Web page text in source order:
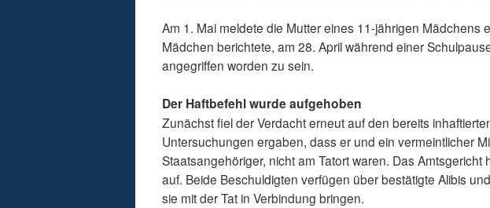
Am 1. Mai meldete die Mutter eines 11-jährigen Mädchens
Mädchen berichtete, am 28. April während einer
angegriffen worden zu sein.
Der Haftbefehl wurde aufgehoben
Zunächst fiel der Verdacht erneut auf den bereits
Untersuchungen ergaben, dass er und ein vermeintlicher
Staatsangehöriger, nicht am Tatort waren. Das
auf. Beide Beschuldigten verfügen über bestätigte Alibis
sie mit der Tat in Verbindung bringen.